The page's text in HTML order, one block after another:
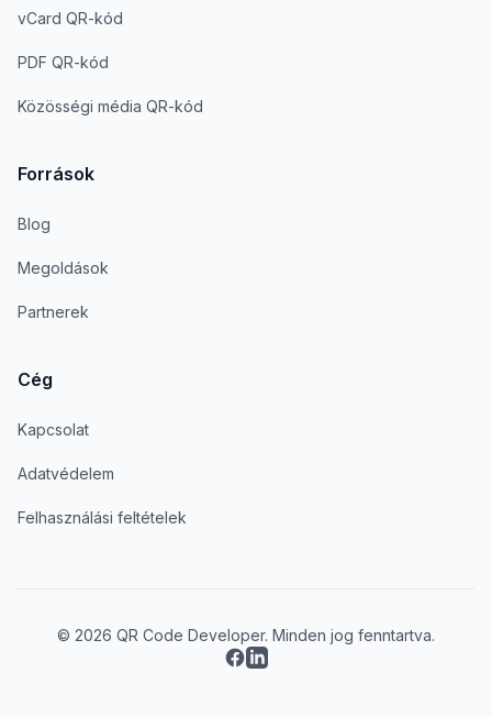
vCard QR-kód
PDF QR-kód
Közösségi média QR-kód
Források
Blog
Megoldások
Partnerek
Cég
Kapcsolat
Adatvédelem
Felhasználási feltételek
© 2026 QR Code Developer. Minden jog fenntartva.